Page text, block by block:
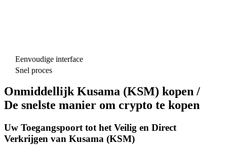
Eenvoudige interface
Snel proces
Onmiddellijk Kusama (KSM) kopen /
De snelste manier om crypto te kopen
Uw Toegangspoort tot het Veilig en Direct
Verkrijgen van Kusama (KSM)